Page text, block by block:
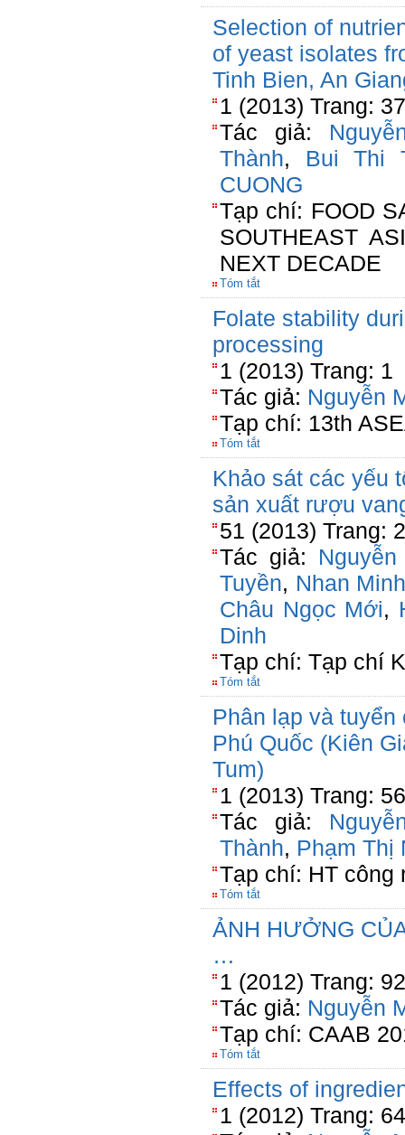
Selection of
of yeast isolates
Tinh Bien, An
1 (2013) Trang:
Tác giả:
Thành, Bui Thi
CUONG
Tạp chí: FOOD
SOUTHEAST
NEXT DECADE
Tóm tắt
Folate stability
processing
1 (2013) Trang: 1
Tác giả: Nguyễn
Tạp chí: 13th
Tóm tắt
Khảo sát các yếu
sản xuất rượu
51 (2013) Trang:
Tác giả:
Tuyền, Nhan
Châu Ngọc Mới,
Dinh
Tạp chí: Tạp chí
Tóm tắt
Phân lạp và
Phú Quốc (Kiên
Tum)
1 (2013) Trang: 56
Tác giả:
Thành, Phạm Thị
Tạp chí: HT công
Tóm tắt
ẢNH HƯỞNG
…
1 (2012) Trang: 92
Tác giả: Nguyễn
Tạp chí: CAAB
Tóm tắt
Effects of
1 (2012) Trang: